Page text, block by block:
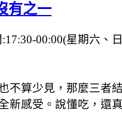
有之一
00:00(星期六、
算少見，那麼三者
新感受。說懂吃，還